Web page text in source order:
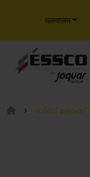
मलयालम
ബിബ് കോക്ക്